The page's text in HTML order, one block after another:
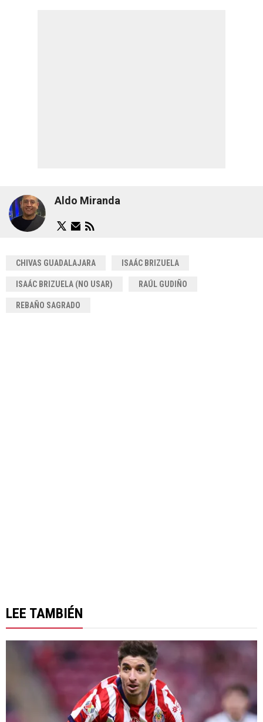
Aldo Miranda
CHIVAS GUADALAJARA ISAÁC BRIZUELA
ISAÁC BRIZUELA (NO USAR) RAÚL GUDIÑO
REBAÑO SAGRADO
LEE TAMBIÉN